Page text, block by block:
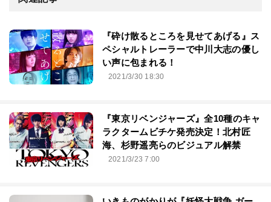
『砕け散るところを見せてあげる』ス
ペシャルトレーラーで中川大志の優し
い声に包まれる！
2021/3/30 18:30
『東京リベンジャーズ』全10種のキャ
ラクタームビチケ発売決定！北村匠
海、杉野遥亮らのビジュアル解禁
2021/3/23 7:00